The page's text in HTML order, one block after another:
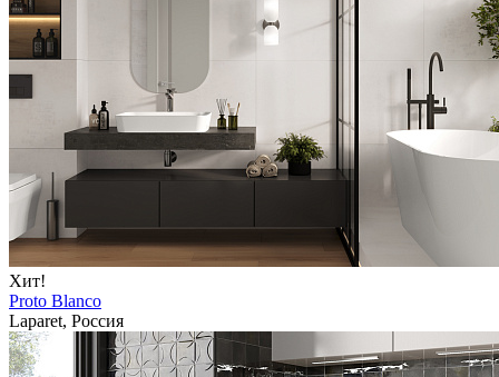
Хит!
Proto Blanco
Laparet, Россия